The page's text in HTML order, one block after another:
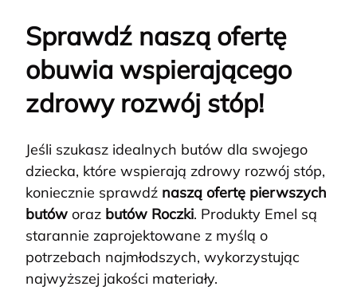
Sprawdź naszą ofertę
obuwia wspierającego
zdrowy rozwój stóp!
Jeśli szukasz idealnych butów dla swojego
dziecka, które wspierają zdrowy rozwój stóp,
koniecznie sprawdź naszą ofertę pierwszych
butów oraz butów Roczki. Produkty Emel są
starannie zaprojektowane z myślą o
potrzebach najmłodszych, wykorzystując
najwyższej jakości materiały.